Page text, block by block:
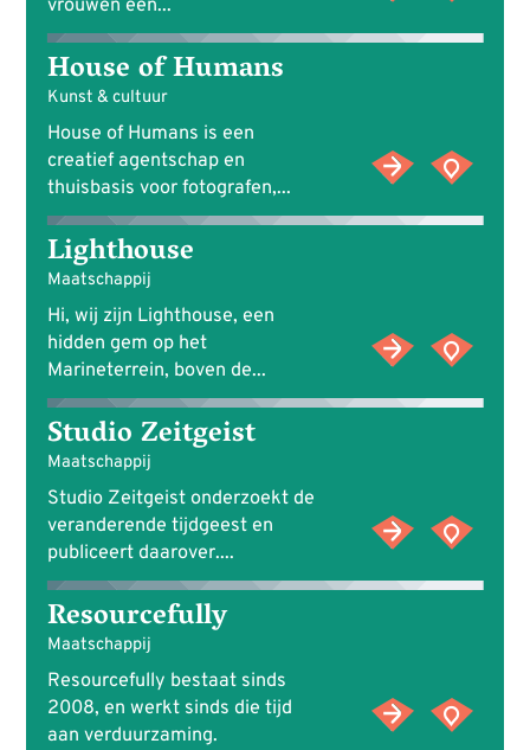
vrouwen een...
House of Humans
Kunst & cultuur
House of Humans is een
creatief agentschap en
thuisbasis voor fotografen,...
Lighthouse
Maatschappij
Hi, wij zijn Lighthouse, een
hidden gem op het
Marineterrein, boven de...
Studio Zeitgeist
Maatschappij
Studio Zeitgeist onderzoekt de
veranderende tijdgeest en
publiceert daarover....
Resourcefully
Maatschappij
Resourcefully bestaat sinds
2008, en werkt sinds die tijd
aan verduurzaming.